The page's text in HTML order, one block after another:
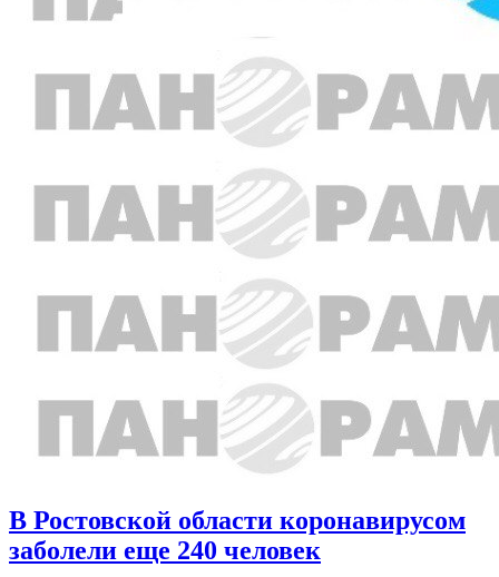
В Ростовской области коронавирусом
заболели еще 240 человек